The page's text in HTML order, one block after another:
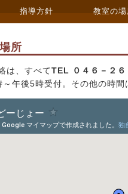
指導方針 教室の
所
は、すべてTEL ０４６－２
午後5時受付。その他の時